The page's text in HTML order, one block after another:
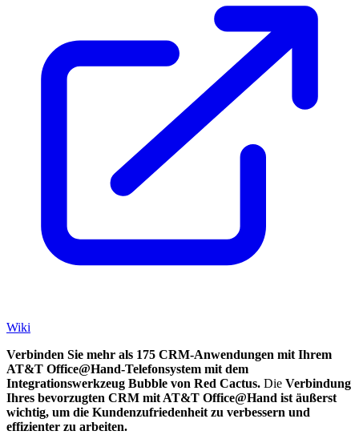
Wiki
Verbinden Sie mehr als 175 CRM-Anwendungen mit Ihrem
AT&T Office@Hand-Telefonsystem mit dem
Integrationswerkzeug Bubble von Red Cactus. Die Verbindung
Ihres bevorzugten CRM mit AT&T Office@Hand ist äußerst
wichtig, um die Kundenzufriedenheit zu verbessern und
effizienter zu arbeiten.